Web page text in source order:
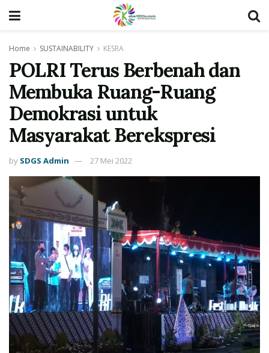
Home SUSTAINABILITY KESRA
POLRI Terus Berbenah dan
Membuka Ruang-Ruang
Demokrasi untuk
Masyarakat Berekspresi
by SDGS Admin 27 Mei 2022